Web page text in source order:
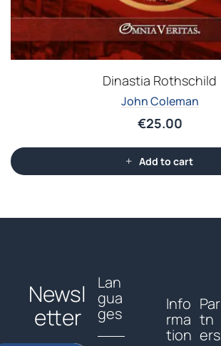
Dinastia Rothschild
John Coleman
€25.00
Add to cart
Newsl
etter
Lan
gua
ges
Info
rma
tion
Par
tn
ers